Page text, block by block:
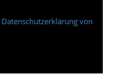
Datenschutzerklärung von